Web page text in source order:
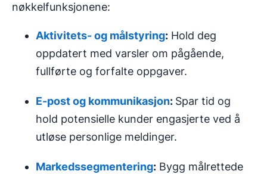
nøkkelfunksjonene:
Aktivitets- og målstyring: Hold deg
oppdatert med varsler om pågående,
fullførte og forfalte oppgaver.
E-post og kommunikasjon: Spar tid og
hold potensielle kunder engasjerte ved å
utløse personlige meldinger.
Markedssegmentering: Bygg målrettede